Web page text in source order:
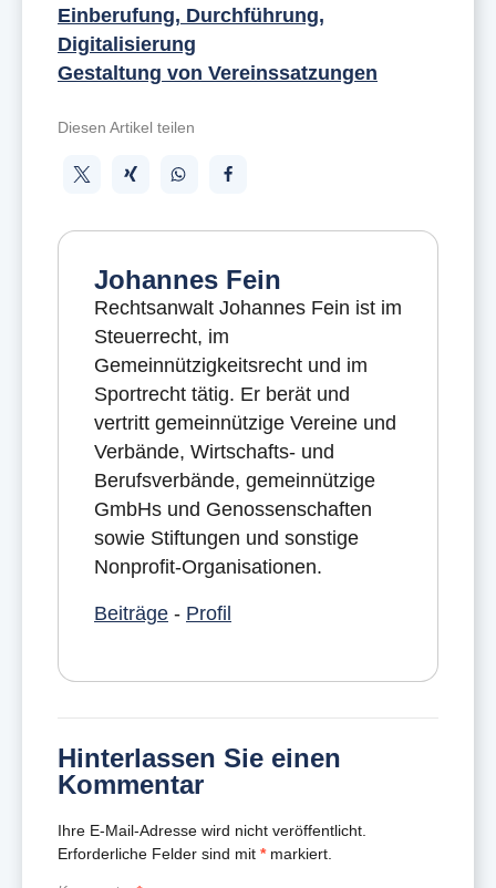
Einberufung, Durchführung,
Digitalisierung
Gestaltung von Vereinssatzungen
Diesen Artikel teilen
Johannes Fein
Rechtsanwalt Johannes Fein ist im
Steuerrecht, im
Gemeinnützigkeitsrecht und im
Sportrecht tätig. Er berät und
vertritt gemeinnützige Vereine und
Verbände, Wirtschafts- und
Berufsverbände, gemeinnützige
GmbHs und Genossenschaften
sowie Stiftungen und sonstige
Nonprofit-Organisationen.
Beiträge - Profil
Hinterlassen Sie einen
Kommentar
Ihre E-Mail-Adresse wird nicht veröffentlicht.
Erforderliche Felder sind mit *markiert.